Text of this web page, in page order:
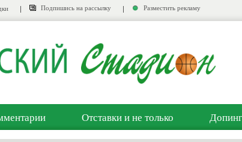
Подпишись на рассылку Разместить рекламу
Отставки и не только Допинг